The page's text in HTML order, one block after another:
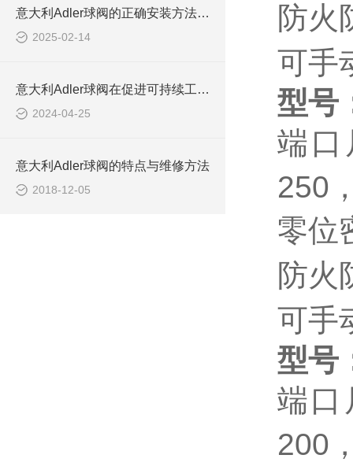
意大利Adler球阀的正确安装方法与注意事项
2025-02-14
意大利Adler球阀在促进可持续工业实践中的角色
2024-04-25
意大利Adler球阀的特点与维修方法
2018-12-05
防火
可手
型号
端口
250
零位
防火
可手
型号
端口
200